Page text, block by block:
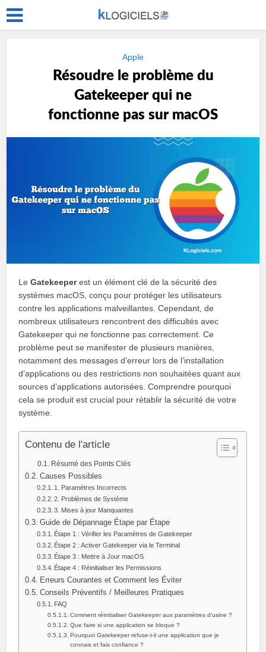
Apple
Résoudre le problème du
Gatekeeper qui ne
fonctionne pas sur macOS
LeGatekeeperest un élément clé de la sécurité des
systèmes macOS, conçu pour protéger les utilisateurs
contre les applications malveillantes. Cependant, de
nombreux utilisateurs rencontrent des difficultés avec
Gatekeeper qui ne fonctionne pas correctement. Ce
problème peut se manifester de plusieurs manières,
notamment des messages d’erreur lors de l’installation
d’applications ou des restrictions non souhaitées quant aux
sources d’applications autorisées. Comprendre pourquoi
cela se produit est crucial pour rétablir la sécurité de votre
système.
Contenu de l'article
Résumé des Points Clés
Causes Possibles
1. Paramètres Incorrects
2. Problèmes de Système
3. Mises à jour Manquantes
Guide de Dépannage Étape par Étape
Étape 1 : Vérifier les Paramètres de Gatekeeper
Étape 2 : Activer Gatekeeper via le Terminal
Étape 3 : Mettre à Jour macOS
Étape 4 : Réinitialiser les Permissions
Erreurs Courantes et Comment les Éviter
Conseils Préventifs / Meilleures Pratiques
FAQ
Comment réinitialiser Gatekeeper aux paramètres d’usine ?
Que faire si une application se bloque ?
Pourquoi Gatekeeper refuse-t-il une application que je
connais et fais confiance ?